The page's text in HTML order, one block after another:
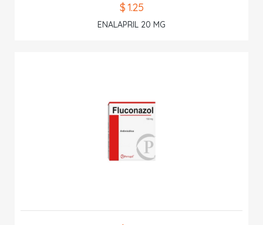
$ 1.25
ENALAPRIL 20 MG